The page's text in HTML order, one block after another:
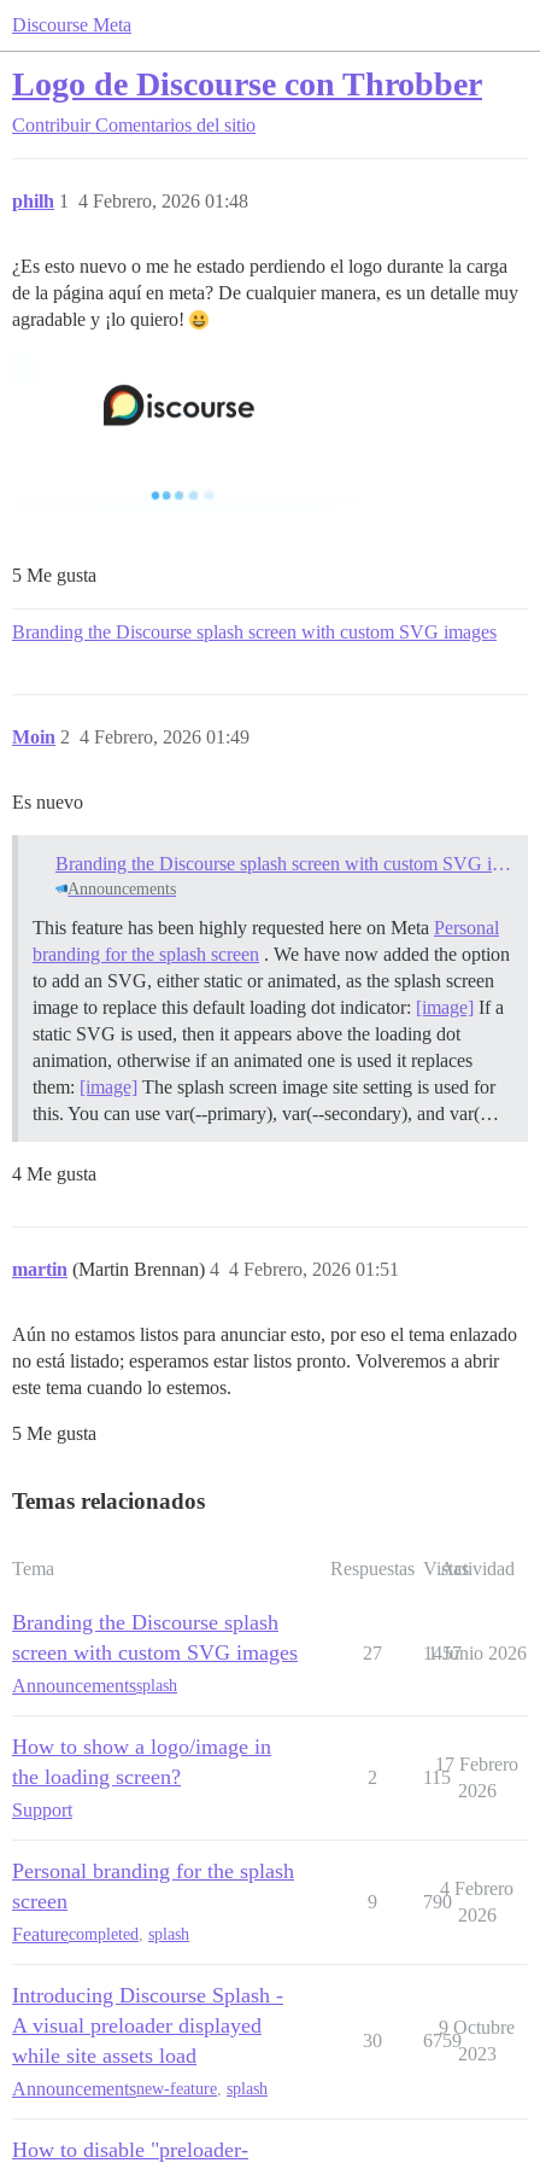
Discourse Meta
Logo de Discourse con Throbber
Contribuir Comentarios del sitio
philh 4 Febrero, 2026 01:48
1
¿Es esto nuevo o me he estado perdiendo el logo durante la carga
de la página aquí en meta? De cualquier manera, es un detalle muy
agradable y ¡lo quiero!
5 Me gusta
Branding the Discourse splash screen with custom SVG images
Moin 4 Febrero, 2026 01:49
2
Es nuevo
Branding the Discourse splash screen with custom SVG images
Announcements
This feature has been highly requested here on Meta Personal
branding for the splash screen . We have now added the option
to add an SVG, either static or animated, as the splash screen
image to replace this default loading dot indicator: [image] If a
static SVG is used, then it appears above the loading dot
animation, otherwise if an animated one is used it replaces
them: [image] The splash screen image site setting is used for
this. You can use var(--primary), var(--secondary), and var(…
4 Me gusta
martin (Martin Brennan) 4 Febrero, 2026 01:51
4
Aún no estamos listos para anunciar esto, por eso el tema enlazado
no está listado; esperamos estar listos pronto. Volveremos a abrir
este tema cuando lo estemos.
5 Me gusta
Temas relacionados
Tema Respuestas Vistas
Actividad
Branding the Discourse splash
screen with custom SVG images
Announcementssplash
27 1457
1 Junio 2026
How to show a logo/image in
the loading screen?
Support
2 115
17 Febrero
2026
Personal branding for the splash
screen
Featurecompleted, splash
9 790
4 Febrero
2026
Introducing Discourse Splash -
A visual preloader displayed
while site assets load
Announcementsnew-feature, splash
30 6759
9 Octubre
2023
How to disable "preloader-